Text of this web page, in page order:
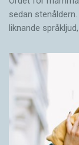
sedan
liknande